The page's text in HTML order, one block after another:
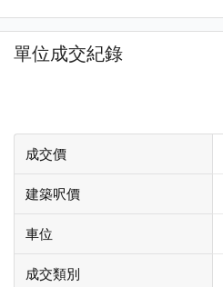
單位成交紀錄
成交價
建築呎價
車位
成交類別